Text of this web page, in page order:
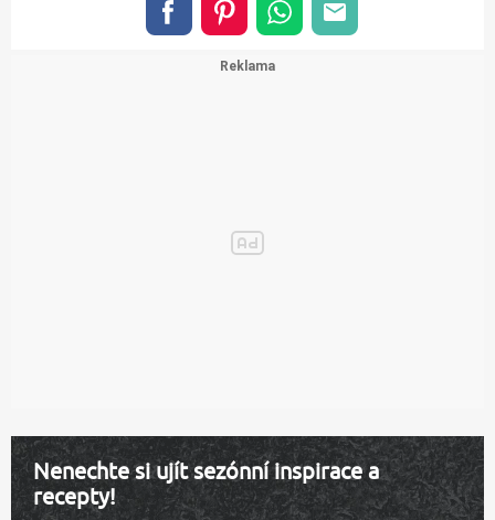
Nenechte si ujít sezónní inspirace a
recepty!